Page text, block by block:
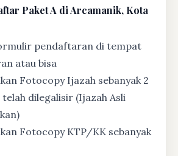
Paket A di Arcamanik, Kota
pendaftaran di tempat
atau bisa
Fotocopy Ijazah sebanyak 2
dilegalisir (Ijazah Asli
Fotocopy KTP/KK sebanyak